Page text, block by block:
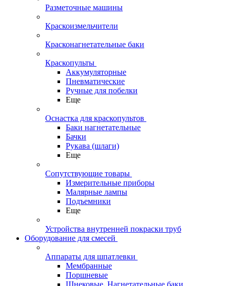
Разметочные машины
Краскоизмельчители
Красконагнетательные баки
Краскопульты
Аккумуляторные
Пневматические
Ручные для побелки
Еще
Оснастка для краскопультов
Баки нагнетательные
Бачки
Рукава (шлаги)
Еще
Сопутствующие товары
Измерительные приборы
Малярные лампы
Подъемники
Еще
Устройства внутренней покраски труб
Оборудование для смесей
Аппараты для шпатлевки
Мембранные
Поршневые
Шнековые. Нагнетательные баки